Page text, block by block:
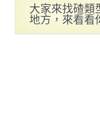
大家來找碴類
地方，來看看